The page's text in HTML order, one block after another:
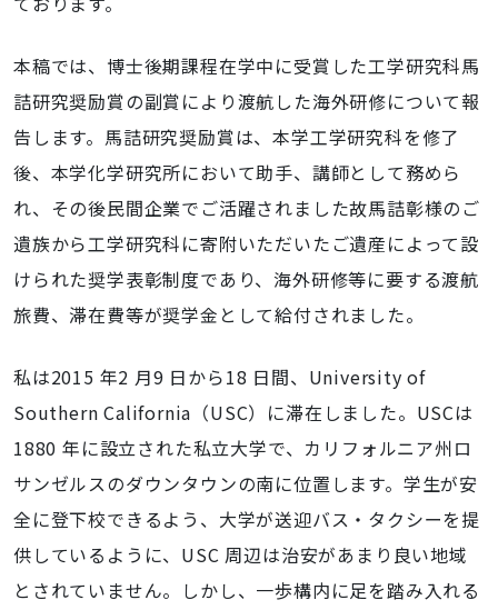
本稿では、博士後期課程在学中に受賞した工学研究科馬
詰研究奨励賞の副賞により渡航した海外研修について報
告します。馬詰研究奨励賞は、本学工学研究科を修了
後、本学化学研究所において助手、講師として務めら
れ、その後民間企業でご活躍されました故馬詰彰様のご
遺族から工学研究科に寄附いただいたご遺産によって設
けられた奨学表彰制度であり、海外研修等に要する渡航
旅費、滞在費等が奨学金として給付されました。
私は2015 年2 月9 日から18 日間、University of
Southern California（USC）に滞在しました。USCは
1880 年に設立された私立大学で、カリフォルニア州ロ
サンゼルスのダウンタウンの南に位置します。学生が安
全に登下校できるよう、大学が送迎バス・タクシーを提
供しているように、USC 周辺は治安があまり良い地域
とされていません。しかし、一歩構内に足を踏み入れる